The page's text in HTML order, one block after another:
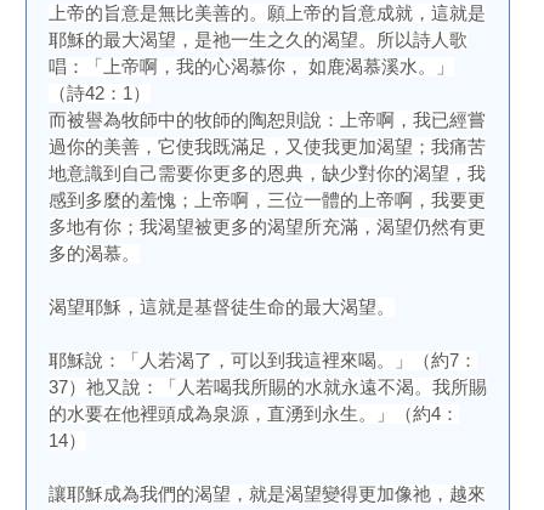
上帝的旨意是無比美善的。願上帝的旨意成就，這就是
耶穌的最大渴望，是祂一生之久的渴望。所以詩人歌
唱：「上帝啊，我的心渴慕你， 如鹿渴慕溪水。」
（詩42：1）
而被譽為牧師中的牧師的陶恕則說：上帝啊，我已經嘗
過你的美善，它使我既滿足，又使我更加渴望；我痛苦
地意識到自己需要你更多的恩典，缺少對你的渴望，我
感到多麼的羞愧；上帝啊，三位一體的上帝啊，我要更
多地有你；我渴望被更多的渴望所充滿，渴望仍然有更
多的渴慕。
渴望耶穌，這就是基督徒生命的最大渴望。
耶穌說：「人若渴了，可以到我這裡來喝。」（約7：
37）祂又說：「人若喝我所賜的水就永遠不渴。我所賜
的水要在他裡頭成為泉源，直湧到永生。」（約4：
14）
讓耶穌成為我們的渴望，就是渴望變得更加像祂，越來